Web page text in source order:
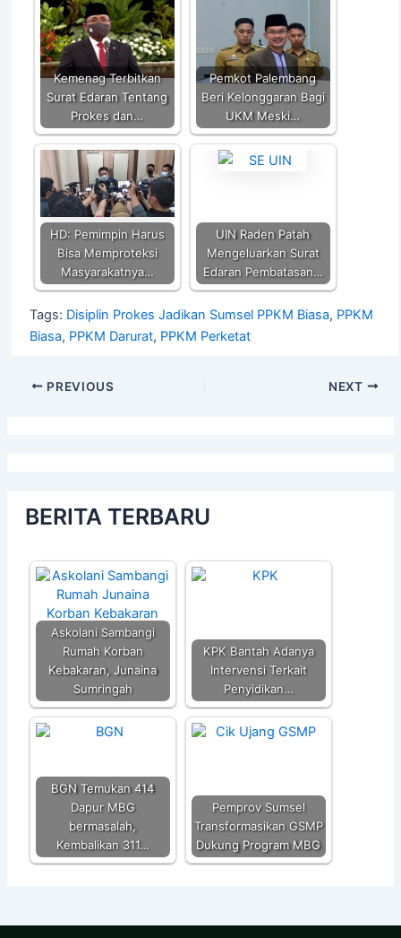
p
p
o
o
k
k
Kemenag Terbitkan
Surat Edaran Tentang
Prokes dan…
Pemkot Palembang
Beri Kelonggaran Bagi
UKM Meski…
HD: Pemimpin Harus
Bisa Memproteksi
Masyarakatnya…
UIN Raden Patah
Mengeluarkan Surat
Edaran Pembatasan…
Tags: Disiplin Prokes Jadikan Sumsel PPKM Biasa, PPKM
Biasa, PPKM Darurat, PPKM Perketat
PREVIOUS NEXT
BERITA TERBARU
Askolani Sambangi
Rumah Korban
Kebakaran, Junaina
Sumringah
KPK Bantah Adanya
Intervensi Terkait
Penyidikan…
BGN Temukan 414
Dapur MBG
bermasalah,
Kembalikan 311…
Pemprov Sumsel
Transformasikan GSMP
Dukung Program MBG